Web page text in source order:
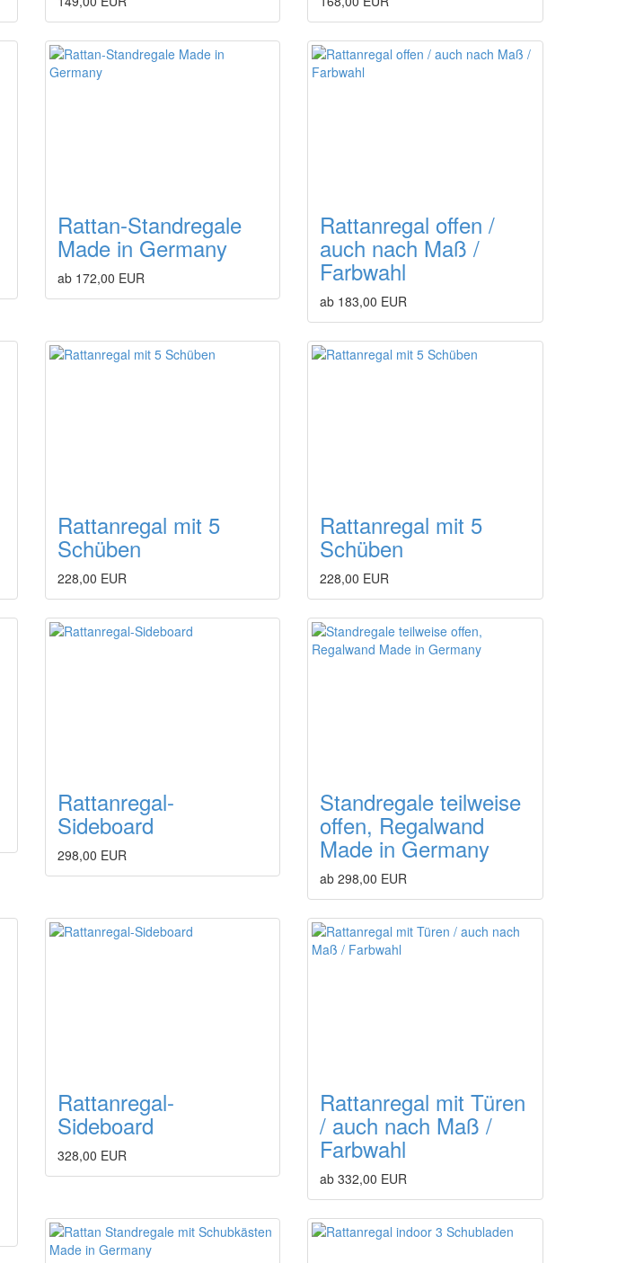
Rattan-Standregale
Made in Germany
ab 172,00 EUR
Rattanregal offen /
auch nach Maß /
Farbwahl
ab 183,00 EUR
Rattanregal mit 5
Schüben
228,00 EUR
Rattanregal mit 5
Schüben
228,00 EUR
Rattanregal-
Sideboard
298,00 EUR
Standregale teilweise
offen, Regalwand
Made in Germany
ab 298,00 EUR
Rattanregal-
Sideboard
328,00 EUR
Rattanregal mit Türen
/ auch nach Maß /
Farbwahl
ab 332,00 EUR